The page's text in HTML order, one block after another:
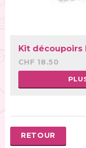
Kit découpoirs
CHF 18.50
RETOUR